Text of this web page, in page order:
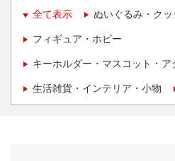
全て表示 ぬいぐるみ・クッ
フィギュア・ホビー
キーホルダー・マスコット・ア
生活雑貨・インテリア・小物